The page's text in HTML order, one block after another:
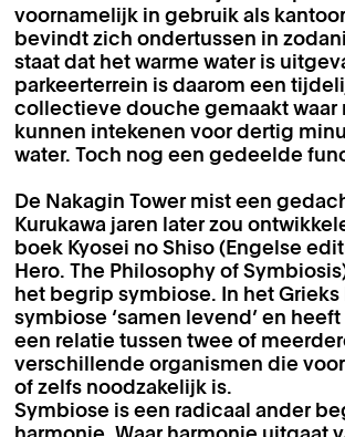
voornamelijk in gebruik als
bevindt zich ondertussen in
staat dat het warme water is
parkeerterrein is daarom een
collectieve douche gemaakt waar
kunnen intekenen voor dertig
water. Toch nog een gedeelde
De Nakagin Tower mist een
Kurukawa jaren later zou
boek Kyosei no Shiso (Engelse
Hero. The Philosophy of
het begrip symbiose. In het
symbiose ‘samen levend’ en
een relatie tussen twee of
verschillende organismen die
of zelfs noodzakelijk is.
Symbiose is een radicaal ander